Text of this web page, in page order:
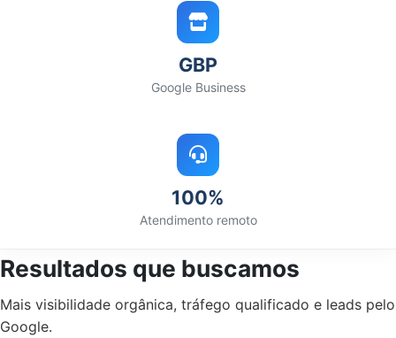
GBP
Google Business
100%
Atendimento remoto
Resultados que buscamos
Mais visibilidade orgânica, tráfego qualificado e leads pelo
Google.